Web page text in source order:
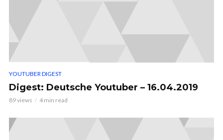
YOUTUBER DIGEST
Digest: Deutsche Youtuber – 16.04.2019
89 views 4 min read